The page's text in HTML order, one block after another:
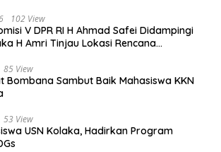
102 View
V DPR RI H Ahmad Safei Didampingi
H Amri Tinjau Lokasi Rencana
85 View
Bombana Sambut Baik Mahasiswa KKN
53 View
USN Kolaka, Hadirkan Program